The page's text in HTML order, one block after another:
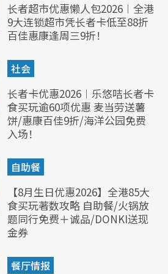
长者超市优惠懒人包2026︱全港
9大连锁超市凭长者卡低至88折
百佳惠康逢周三9折！
社会
长者卡优惠2026︱乐悠咭长者卡
食买玩逾60项优惠 麦当劳送薯
饼/惠康百佳9折/海洋公园免费
入场！
自助餐
【8月生日优惠2026】全港85大
食买玩著数攻略 自助餐/火锅放
题同行免费＋诚品/DONKI送现
金券
餐厅情报